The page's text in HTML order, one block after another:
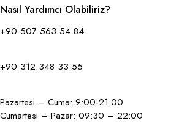
Nasıl Yardımcı Olabiliriz?
+90 507 563 54 84
+90 312 348 33 55
Pazartesi – Cuma: 9:00-21:00
Cumartesi – Pazar: 09:30 – 22:00